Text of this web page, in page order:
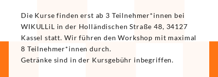
Die Kurse finden erst ab 3 Teilnehmer*innen bei
WIKULLiL in der Holländischen Straße 48, 34127
Kassel statt. Wir führen den Workshop mit maximal
8 Teilnehmer*innen durch.
Getränke sind in der Kursgebühr inbegriffen.